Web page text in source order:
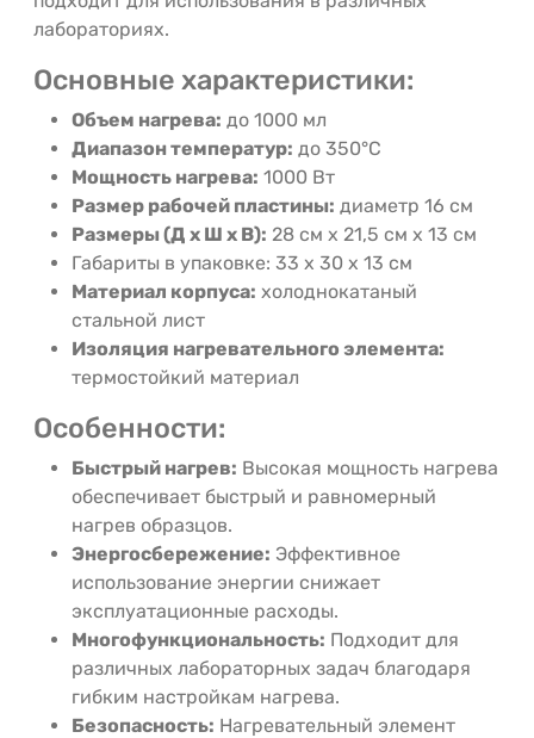
лабораториях.
Основные характеристики:
Объем нагрева: до 1000 мл
Диапазонтемператур: до 350°C
Мощность нагрева: 1000 Вт
Размер рабочей пластины: диаметр 16 см
Размеры (Д x Ш x В): 28 см x 21,5 см x 13 см
Габариты в упаковке: 33 х 30 х 13 см
Материал корпуса: холоднокатаный
стальной лист
Изоляция нагревательного элемента:
термостойкий материал
Особенности:
Быстрый нагрев: Высокая мощность нагрева
обеспечивает быстрый и равномерный
нагрев образцов.
Энергосбережение: Эффективное
использование энергии снижает
эксплуатационные расходы.
Многофункциональность: Подходит для
различных лабораторных задач благодаря
гибким настройкам нагрева.
Безопасность: Нагревательный элемент